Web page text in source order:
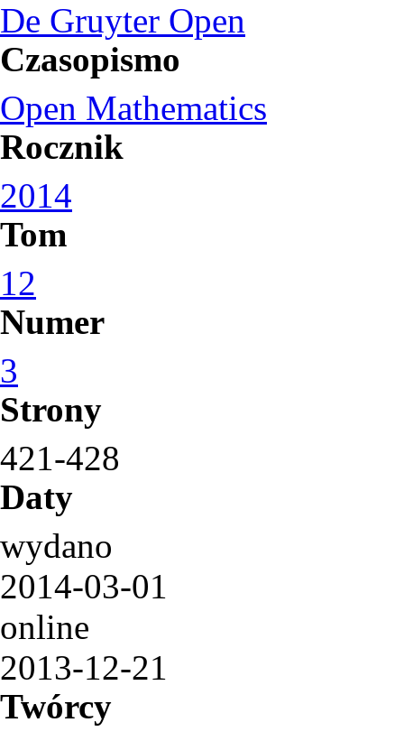
De Gruyter Open
Czasopismo
Open Mathematics
Rocznik
2014
Tom
12
Numer
3
Strony
421-428
Daty
wydano
2014-03-01
online
2013-12-21
Twórcy